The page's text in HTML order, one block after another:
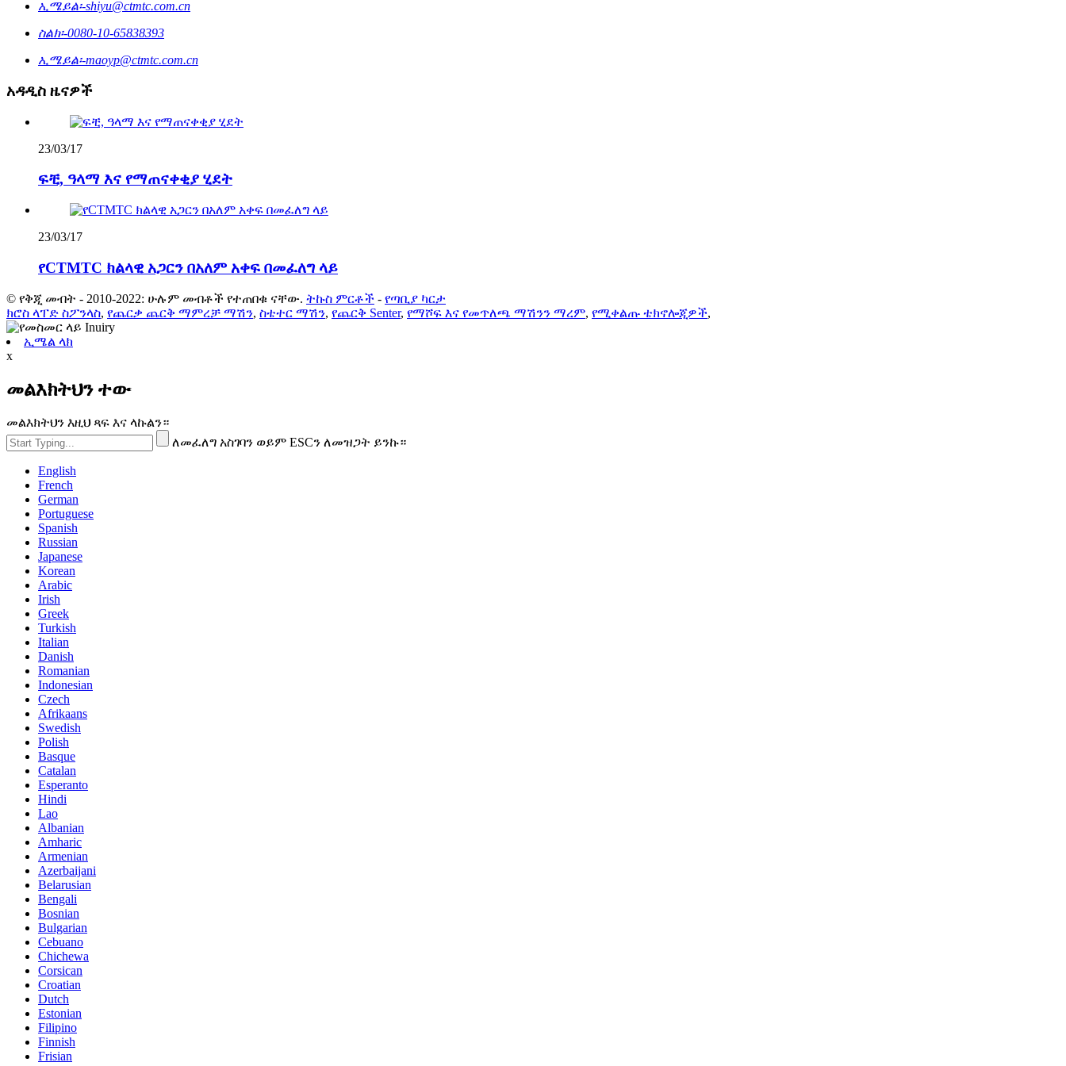
ኢሜይል፡-shiyu@ctmtc.com.cn
ስልክ፡-0080-10-65838393
ኢሜይል፡-maoyp@ctmtc.com.cn
አዳዲስ ዜናዎች
23/03/17
ፍቺ, ዓላማ እና የማጠናቀቂያ ሂደት
23/03/17
የCTMTC ክልላዊ አጋርን በአለም አቀፍ በመፈለግ ላይ
© የቅጂ መብት - 2010-2022: ሁሉም መብቶች የተጠበቁ ናቸው. ትኩስ ምርቶች - የጣቢያ ካርታ
ክሮስ ላፐድ ስፖንላስ, የጨርቃ ጨርቅ ማምረቻ ማሽን, ስቴተር ማሽን, የጨርቅ Senter, የማሾፍ እና የመጥለጫ ማሽንን ማረም, የሚቀልጡ ቴክኖሎጂዎች,
ኢሜል ላክ
x
መልእክትህን ተው
መልእክትህን እዚህ ጻፍ እና ላኩልን።
ለመፈለግ አስገባን ወይም ESCን ለመዝጋት ይንኩ።
English
French
German
Portuguese
Spanish
Russian
Japanese
Korean
Arabic
Irish
Greek
Turkish
Italian
Danish
Romanian
Indonesian
Czech
Afrikaans
Swedish
Polish
Basque
Catalan
Esperanto
Hindi
Lao
Albanian
Amharic
Armenian
Azerbaijani
Belarusian
Bengali
Bosnian
Bulgarian
Cebuano
Chichewa
Corsican
Croatian
Dutch
Estonian
Filipino
Finnish
Frisian